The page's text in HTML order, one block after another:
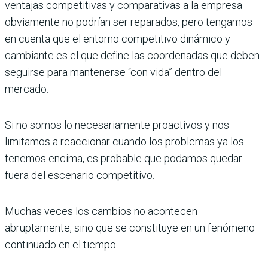
ventajas competitivas y comparativas a la empresa
obviamente no podrían ser reparados, pero tengamos
en cuenta que el entorno competitivo dinámico y
cambiante es el que define las coordenadas que deben
seguirse para mantenerse “con vida” dentro del
mercado.
Si no somos lo necesariamente proactivos y nos
limitamos a reaccionar cuando los problemas ya los
tenemos encima, es probable que podamos quedar
fuera del escenario competitivo.
Muchas veces los cambios no acontecen
abruptamente, sino que se constituye en un fenómeno
continuado en el tiempo.